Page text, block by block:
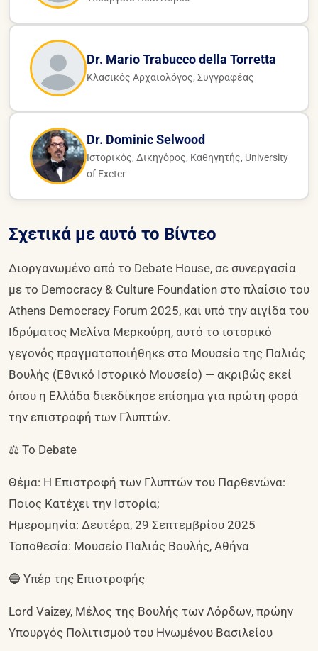
Dr. Mario Trabucco della Torretta
Κλασικός Αρχαιολόγος, Συγγραφέας
Dr. Dominic Selwood
Ιστορικός, Δικηγόρος, Καθηγητής, University
of Exeter
Σχετικά με αυτό το Βίντεο
Διοργανωμένο από το Debate House, σε συνεργασία
με το Democracy & Culture Foundation στο πλαίσιο του
Athens Democracy Forum 2025, και υπό την αιγίδα του
Ιδρύματος Μελίνα Μερκούρη, αυτό το ιστορικό
γεγονός πραγματοποιήθηκε στο Μουσείο της Παλιάς
Βουλής (Εθνικό Ιστορικό Μουσείο) — ακριβώς εκεί
όπου η Ελλάδα διεκδίκησε επίσημα για πρώτη φορά
την επιστροφή των Γλυπτών.
⚖️ Το Debate
Θέμα: Η Επιστροφή των Γλυπτών του Παρθενώνα:
Ποιος Κατέχει την Ιστορία;
Ημερομηνία: Δευτέρα, 29 Σεπτεμβρίου 2025
Τοποθεσία: Μουσείο Παλιάς Βουλής, Αθήνα
🔵 Υπέρ της Επιστροφής
Lord Vaizey, Μέλος της Βουλής των Λόρδων, πρώην
Υπουργός Πολιτισμού του Ηνωμένου Βασιλείου